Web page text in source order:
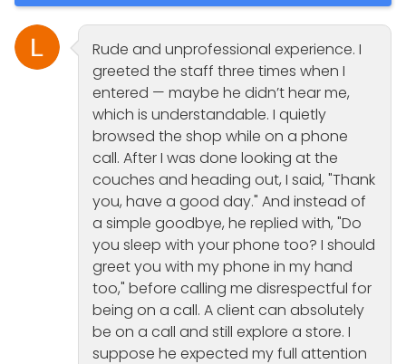
Rude and unprofessional experience. I
greeted the staff three times when I
entered — maybe he didn’t hear me,
which is understandable. I quietly
browsed the shop while on a phone
call. After I was done looking at the
couches and heading out, I said, "Thank
you, have a good day." And instead of
a simple goodbye, he replied with, "Do
you sleep with your phone too? I should
greet you with my phone in my hand
too," before calling me disrespectful for
being on a call. A client can absolutely
be on a call and still explore a store. I
suppose he expected my full attention